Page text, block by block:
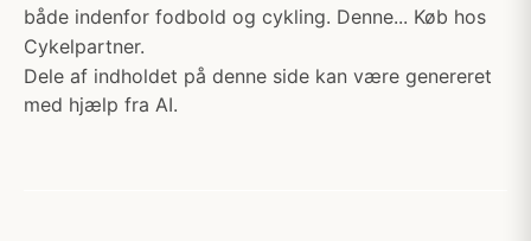
både indenfor fodbold og cykling. Denne... Køb hos
Cykelpartner.
Dele af indholdet på denne side kan være genereret
med hjælp fra AI.